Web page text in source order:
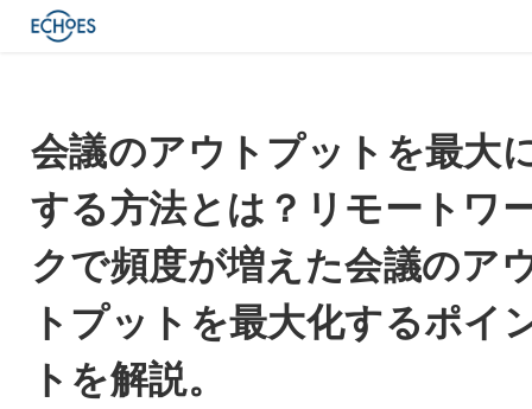
ホーム
会議のアウトプットを最大
する方法とは？リモートワ
クで頻度が増えた会議のア
トプットを最大化するポイ
トを解説。